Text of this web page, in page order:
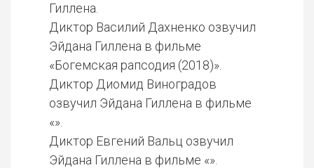
Гиллена.
Диктор Василий Дахненко озвучил
Эйдана Гиллена в фильме
«Богемская рапсодия (2018)».
Диктор Диомид Виноградов
озвучил Эйдана Гиллена в фильме
«».
Диктор Евгений Вальц озвучил
Эйдана Гиллена в фильме «».